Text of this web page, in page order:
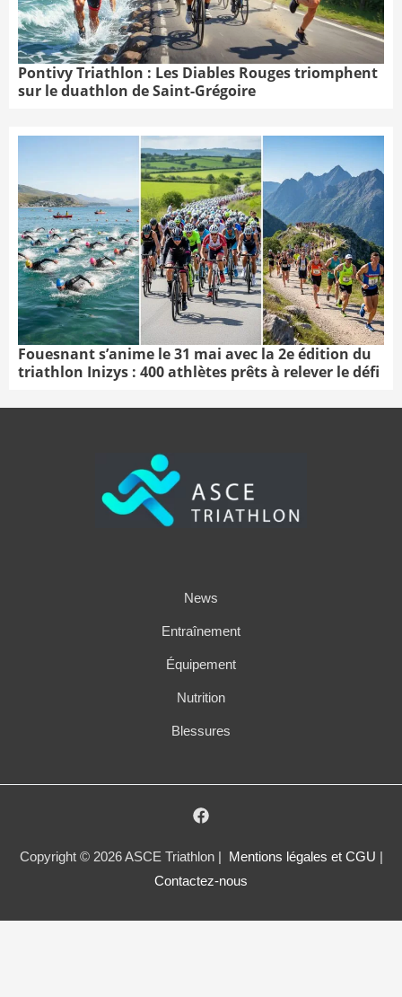
Pontivy Triathlon : Les Diables Rouges triomphent
sur le duathlon de Saint-Grégoire
Fouesnant s’anime le 31 mai avec la 2e édition du
triathlon Inizys : 400 athlètes prêts à relever le défi
News
Entraînement
Équipement
Nutrition
Blessures
Copyright © 2026 ASCE Triathlon | Mentions légales et CGU
Contactez-nous